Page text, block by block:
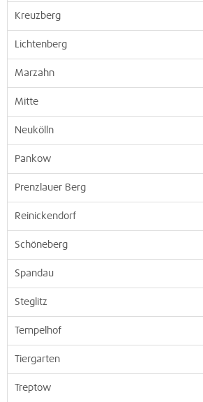
Kreuzberg
Lichtenberg
Marzahn
Mitte
Neukölln
Pankow
Prenzlauer Berg
Reinickendorf
Schöneberg
Spandau
Steglitz
Tempelhof
Tiergarten
Treptow